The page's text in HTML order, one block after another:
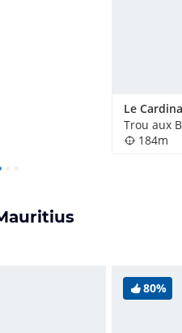
Trou aux
184m
80%